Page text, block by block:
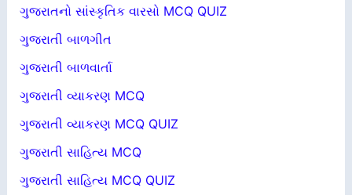
ગુજરાતનો સાંસ્કૃતિક વારસો MCQ QUIZ
ગુજરાતી બાળગીત
ગુજરાતી બાળવાર્તા
ગુજરાતી વ્યાકરણ MCQ
ગુજરાતી વ્યાકરણ MCQ QUIZ
ગુજરાતી સાહિત્ય MCQ
ગુજરાતી સાહિત્ય MCQ QUIZ